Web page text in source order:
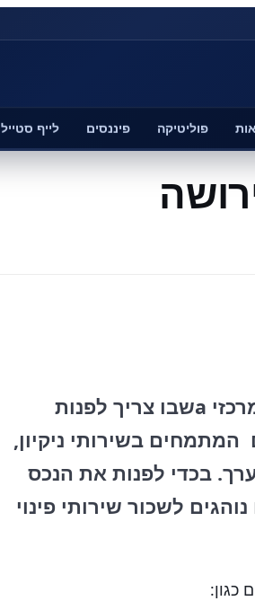
פוליטיקה פיננסים לייף סטייל
פינוי דירות ירושה הוא תהליך חשוב ומרכזי aשבו צריך לפנות
בשירותי ניקיון,
בכדי לפנות את הנכס
לשכור שירותי פינוי
כגון: